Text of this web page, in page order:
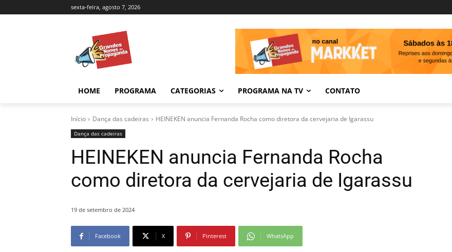
sexta-feira, agosto 7, 2026
HOME PROGRAMA CATEGORIAS PROGRAMA NA TV CONTATO
Início Dança das cadeiras HEINEKEN anuncia Fernanda Rocha como diretora da cervejaria de Igarassu
Dança das cadeiras
HEINEKEN anuncia Fernanda Rocha
como diretora da cervejaria de Igarassu
19 de setembro de 2024
Facebook X Pinterest WhatsApp